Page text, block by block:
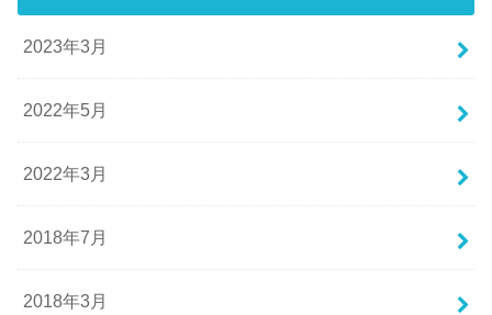
2023年3月
2022年5月
2022年3月
2018年7月
2018年3月